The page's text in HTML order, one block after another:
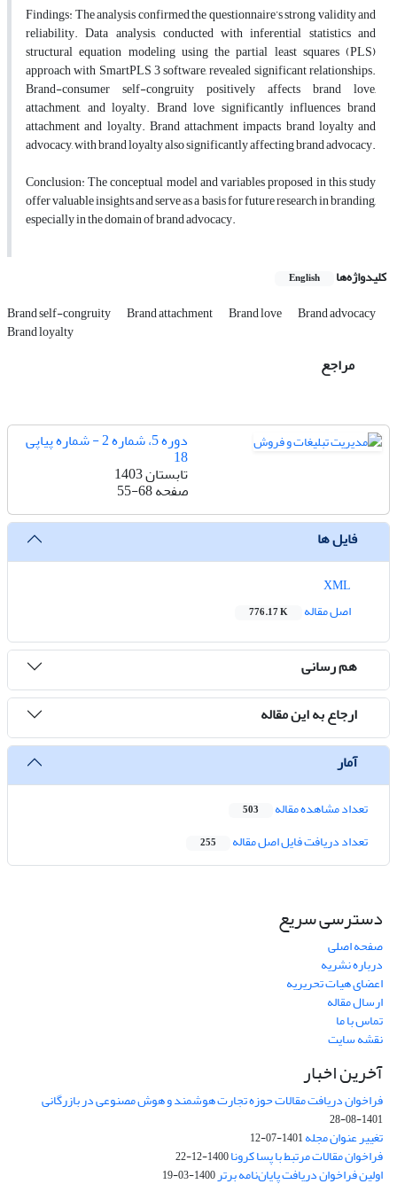
Findings: The analysis confirmed the questionnaire’s strong validity and
reliability. Data analysis, conducted with inferential statistics and
structural equation modeling using the partial least squares (PLS)
approach with SmartPLS 3 software, revealed significant relationships.
Brand-consumer self-congruity positively affects brand love,
attachment, and loyalty. Brand love significantly influences brand
attachment and loyalty. Brand attachment impacts brand loyalty and
advocacy, with brand loyalty also significantly affecting brand advocacy.
Conclusion: The conceptual model and variables proposed in this study
offer valuable insights and serve as a basis for future research in branding,
especially in the domain of brand advocacy.
کلیدواژه‌ها English
Brand self-congruity Brand attachment Brand love Brand advocacy
Brand loyalty
مراجع
دوره 5، شماره 2 - شماره پیاپی
18
تابستان 1403
صفحه55-68
فایل ها
اصل مقاله
776.17 K
هم رسانی
ارجاع به این مقاله
آمار
تعداد مشاهده مقاله 503
تعداد دریافت فایل اصل مقاله 255
دسترسی سریع
صفحه اصلی
درباره نشریه
اعضای هیات تحریریه
ارسال مقاله
تماس با ما
نقشه سایت
آخرین اخبار
فراخوان دریافت مقالات حوزه تجارت هوشمند و هوش مصنوعی در بازرگانی
1401-08-28
تغییر عنوان مجله1401-07-12
فراخوان مقالات مرتبط با پسا کرونا1400-12-22
اولین فراخوان دریافت پایان‌نامه برتر1400-03-19